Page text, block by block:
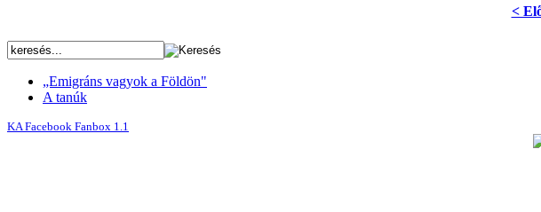
<
„Emigráns vagyok a Földön"
A tanúk
KA Facebook Fanbox 1.1